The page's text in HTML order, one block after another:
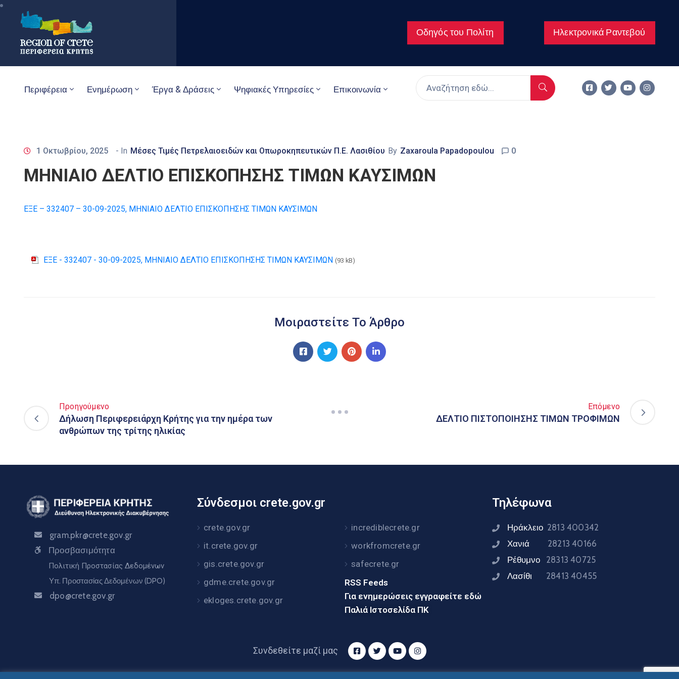
Οδηγός του Πολίτη Ηλεκτρονικά Ραντεβού
Περιφέρεια Ενημέρωση Έργα & Δράσεις Ψηφιακές Υπηρεσίες Επικοινωνία
1 Οκτωβρίου, 2025 - In Μέσες Τιμές Πετρελαιοειδών και Οπωροκηπευτικών Π.Ε. Λασιθίου By Zaxaroula Papadopoulou 0
MHNIAIO ΔΕΛΤΙΟ ΕΠΙΣΚΟΠΗΣΗΣ ΤΙΜΩΝ ΚΑΥΣΙΜΩΝ
ΕΞΕ – 332407 – 30-09-2025, ΜΗΝΙΑΙΟ ΔΕΛΤΙΟ ΕΠΙΣΚΟΠΗΣΗΣ ΤΙΜΩΝ ΚΑΥΣΙΜΩΝ
ΕΞΕ - 332407 - 30-09-2025, ΜΗΝΙΑΙΟ ΔΕΛΤΙΟ ΕΠΙΣΚΟΠΗΣΗΣ ΤΙΜΩΝ ΚΑΥΣΙΜΩΝ (93 kB)
Μοιραστείτε Το Άρθρο
Προηγούμενο
Δήλωση Περιφερειάρχη Κρήτης για την ημέρα των
ανθρώπων της τρίτης ηλικίας
Επόμενο
ΔΕΛΤΙΟ ΠΙΣΤΟΠΟΙΗΣΗΣ ΤΙΜΩΝ ΤΡΟΦΙΜΩΝ
gram.pkr@crete.gov.gr
Προσβασιμότητα
Πολιτική Προστασίας Δεδομένων
Υπ. Προστασίας Δεδομένων (DPO)
dpo@crete.gov.gr
Σύνδεσμοι crete.gov.gr
crete.gov.gr
it.crete.gov.gr
gis.crete.gov.gr
gdme.crete.gov.gr
ekloges.crete.gov.gr
incrediblecrete.gr
workfromcrete.gr
safecrete.gr
RSS Feeds
Για ενημερώσεις εγγραφείτε εδώ
Παλιά Ιστοσελίδα ΠΚ
Τηλέφωνα
Ηράκλειο 2813 400342
Χανιά 28213 40166
Ρέθυμνο 28313 40725
Λασίθι 28413 40455
Συνδεθείτε μαζί μας